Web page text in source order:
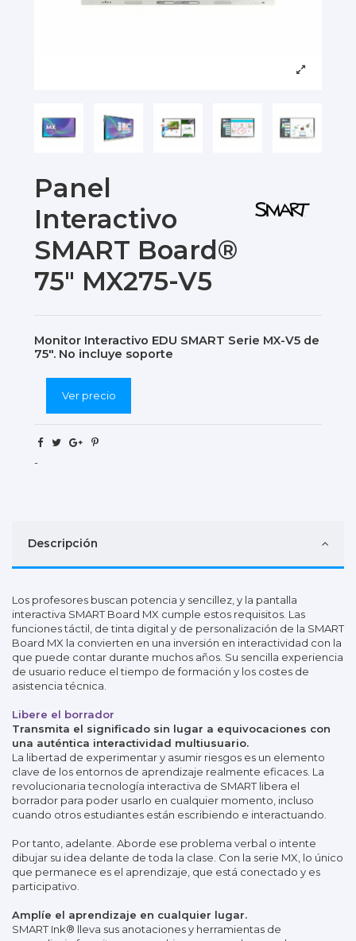
Panel
Interactivo
SMART Board®
75" MX275-V5
Monitor Interactivo EDU SMART Serie MX-V5 de
75". No incluye soporte
Ver precio
-
Descripción
Los profesores buscan potencia y sencillez, y la pantalla
interactiva SMART Board MX cumple estos requisitos. Las
funciones táctil, de tinta digital y de personalización de la SMART
Board MX la convierten en una inversión en interactividad con la
que puede contar durante muchos años. Su sencilla experiencia
de usuario reduce el tiempo de formación y los costes de
asistencia técnica.
Libere el borrador
Transmita el significado sin lugar a equivocaciones con
una auténtica interactividad multiusuario.
La libertad de experimentar y asumir riesgos es un elemento
clave de los entornos de aprendizaje realmente eficaces. La
revolucionaria tecnología interactiva de SMART libera el
borrador para poder usarlo en cualquier momento, incluso
cuando otros estudiantes están escribiendo e interactuando.
Por tanto, adelante. Aborde ese problema verbal o intente
dibujar su idea delante de toda la clase. Con la serie MX, lo único
que permanece es el aprendizaje, que está conectado y es
participativo.
Amplíe el aprendizaje en cualquier lugar.
SMART Ink® lleva sus anotaciones y herramientas de